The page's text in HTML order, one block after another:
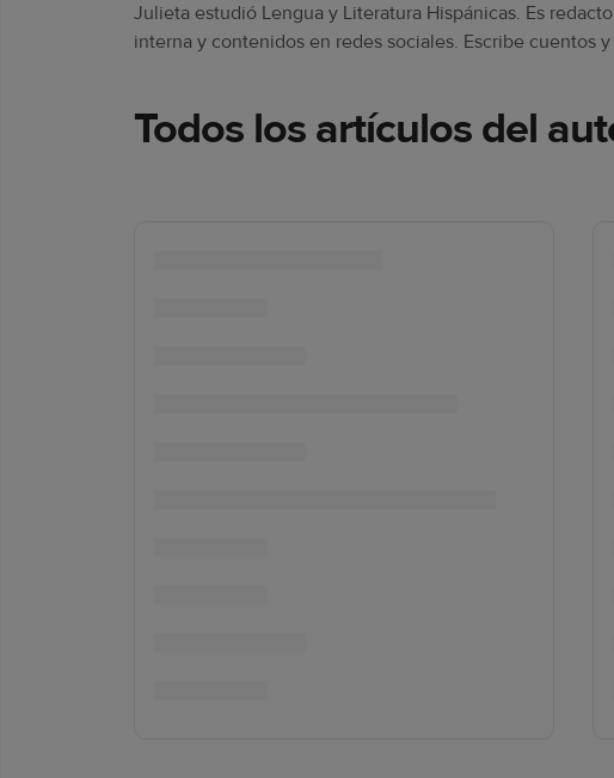
Julieta estudió Lengua y Literatura Hispánicas. Es
interna y contenidos en redes sociales. Escribe cuentos
Todos los artículos del